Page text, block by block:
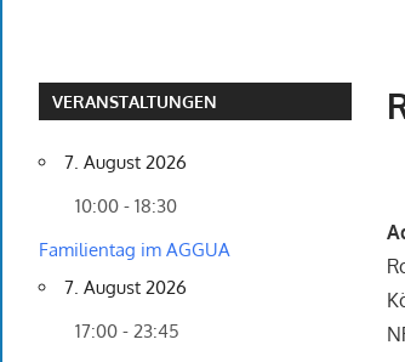
VERANSTALTUNGEN
7. August 2026
10:00 - 18:30
Familientag im AGGUA
7. August 2026
17:00 - 23:45